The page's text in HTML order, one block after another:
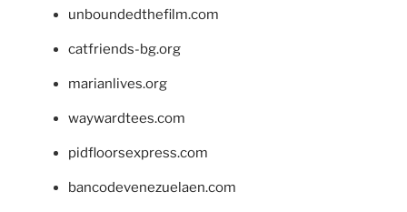
unboundedthefilm.com
catfriends-bg.org
marianlives.org
waywardtees.com
pidfloorsexpress.com
bancodevenezuelaen.com